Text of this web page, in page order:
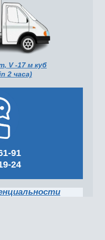
V -17 м куб
2 часа)
91
24